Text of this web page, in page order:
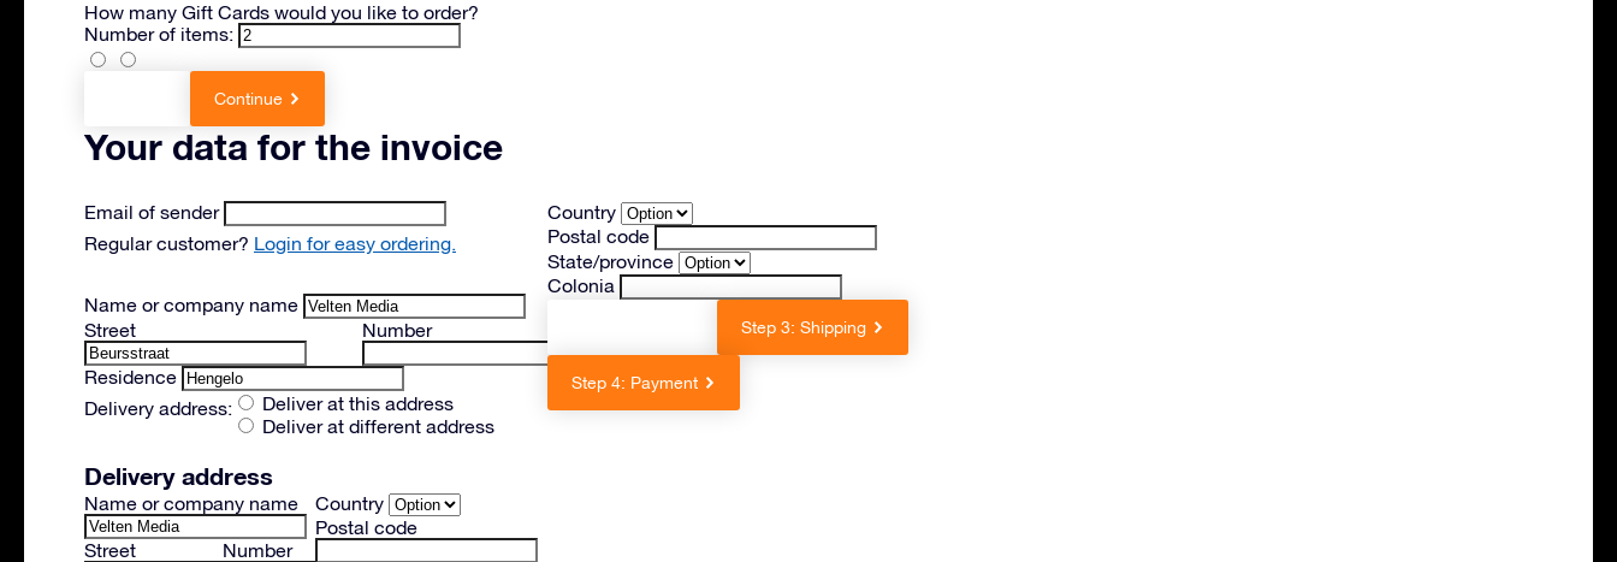
How many Gift Cards would you like to order?
Number of items:
Continue
Your data for the invoice
Email of sender
Regular customer? Login for easy ordering.
Name or company name
Street
Number
Residence
Delivery address:
Deliver at this address
Deliver at different address
Delivery address
Name or company name
Street Number
Country
Postal code
Country
Postal code
State/province
Colonia
Step 3: Shipping
Step 4: Payment